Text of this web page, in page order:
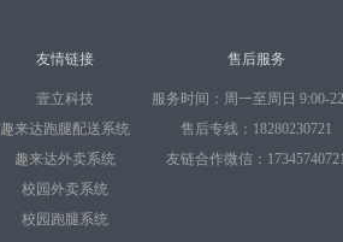
友情链接
壹立科技
趣来达跑腿配送系统
趣来达外卖系统
校园外卖系统
校园跑腿系统
售后服务
服务时间：周一至周日 9:00-
售后专线：18280230721
友链合作微信：